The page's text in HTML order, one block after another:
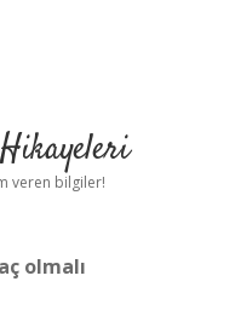
veren bilgiler!
olmalı